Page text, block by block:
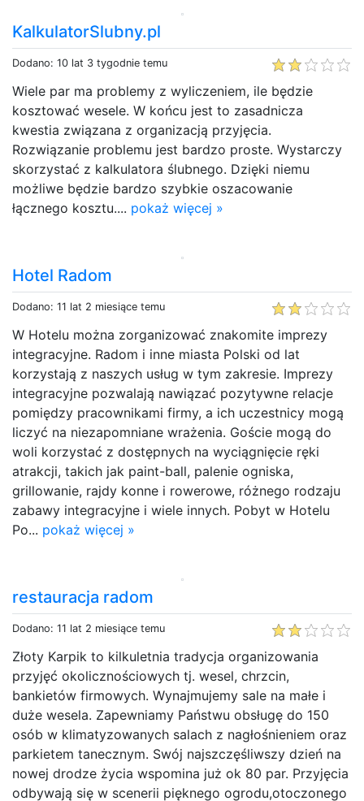
KalkulatorSlubny.pl
Dodano: 10 lat 3 tygodnie temu
Wiele par ma problemy z wyliczeniem, ile będzie
kosztować wesele. W końcu jest to zasadnicza
kwestia związana z organizacją przyjęcia.
Rozwiązanie problemu jest bardzo proste. Wystarczy
skorzystać z kalkulatora ślubnego. Dzięki niemu
możliwe będzie bardzo szybkie oszacowanie
łącznego kosztu.... pokaż więcej »
Hotel Radom
Dodano: 11 lat 2 miesiące temu
W Hotelu można zorganizować znakomite imprezy
integracyjne. Radom i inne miasta Polski od lat
korzystają z naszych usług w tym zakresie. Imprezy
integracyjne pozwalają nawiązać pozytywne relacje
pomiędzy pracownikami firmy, a ich uczestnicy mogą
liczyć na niezapomniane wrażenia. Goście mogą do
woli korzystać z dostępnych na wyciągnięcie ręki
atrakcji, takich jak paint-ball, palenie ogniska,
grillowanie, rajdy konne i rowerowe, różnego rodzaju
zabawy integracyjne i wiele innych. Pobyt w Hotelu
Po... pokaż więcej »
restauracja radom
Dodano: 11 lat 2 miesiące temu
Złoty Karpik to kilkuletnia tradycja organizowania
przyjęć okolicznościowych tj. wesel, chrzcin,
bankietów firmowych. Wynajmujemy sale na małe i
duże wesela. Zapewniamy Państwu obsługę do 150
osób w klimatyzowanych salach z nagłośnieniem oraz
parkietem tanecznym. Swój najszczęśliwszy dzień na
nowej drodze życia wspomina już ok 80 par. Przyjęcia
odbywają się w scenerii pięknego ogrodu,otoczonego